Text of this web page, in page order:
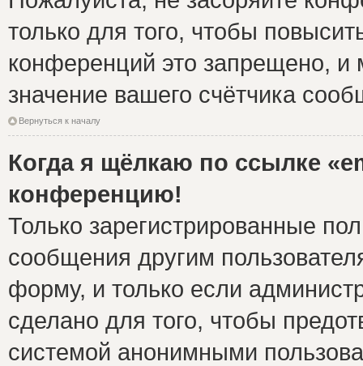
только для того, чтобы
конференций это запрещено, и
значение вашего счётчика
Вернуться к началу
Когда я щёлкаю по ссылке
конференцию!
Только зарегистрированные
сообщения другим
форму, и только если
сделано для того, чтобы
системой анонимными